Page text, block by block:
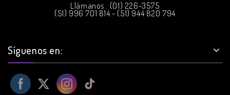
Llámanos : (01) 226-3575
(51) 996 701 814 - (51) 944 820 794
Síguenos en: